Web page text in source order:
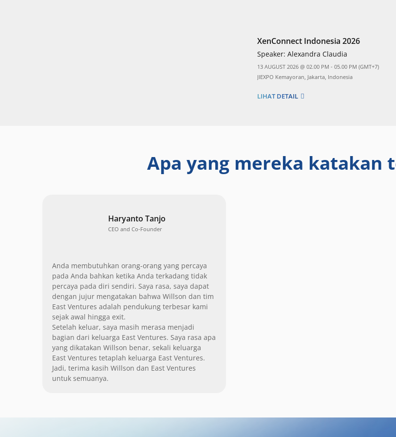
XenConnect Indonesia 2026
Speaker:Alexandra Claudia
13 AUGUST 2026 @ 02.00 PM - 05.00 PM (GMT+7)
JIEXPO Kemayoran, Jakarta, Indonesia
LIHAT DETAIL
Apa yang mereka katakan
Haryanto Tanjo
CEO and Co-Founder
Anda membutuhkan orang-orang yang percaya
pada Anda bahkan ketika Anda terkadang tidak
percaya pada diri sendiri. Saya rasa, saya dapat
dengan jujur mengatakan bahwa Willson dan tim
East Ventures adalah pendukung terbesar kami
sejak awal hingga exit.
Setelah keluar, saya masih merasa menjadi
bagian dari keluarga East Ventures. Saya rasa apa
yang dikatakan Willson benar, sekali keluarga
East Ventures tetaplah keluarga East Ventures.
Jadi, terima kasih Willson dan East Ventures
untuk semuanya.